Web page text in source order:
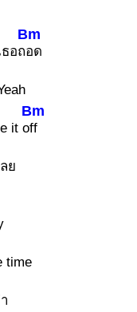
อถ
Bm
อด
it o
Bm
ff
ย
time